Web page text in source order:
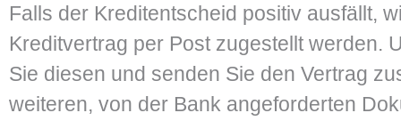
Falls der Kreditentscheid positiv ausfällt,
Kreditvertrag per Post zugestellt werden.
Sie diesen und senden Sie den Vertrag
weiteren, von der Bank angeforderten